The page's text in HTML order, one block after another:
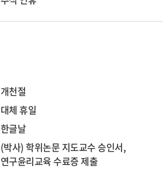
개천절
대체 휴일
한글날
(박사) 학위논문 지도교수 승인서,
연구윤리교육 수료증 제출